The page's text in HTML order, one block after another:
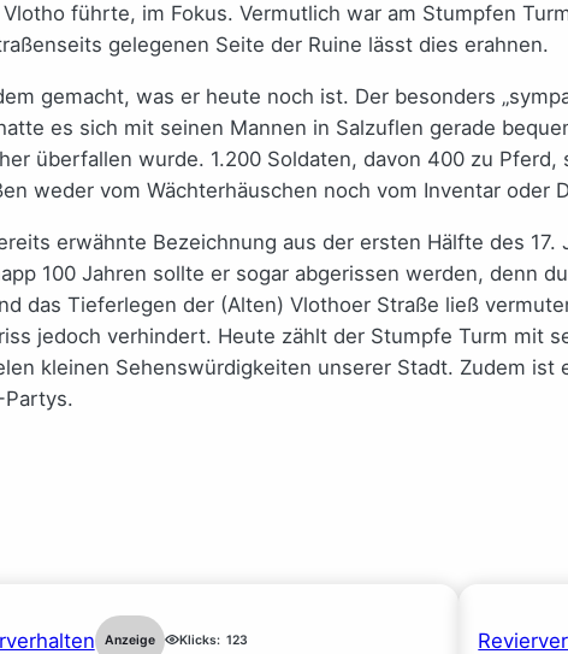
führte, im Fokus. Vermutlich war am Stumpfen
gelegenen Seite der Ruine lässt dies erahnen.
gemacht, was er heute noch ist. Der besonders
es sich mit seinen Mannen in Salzuflen gerade
überfallen wurde. 1.200 Soldaten, davon 400 zu
weder vom Wächterhäuschen noch vom Inventar oder
erwähnte Bezeichnung aus der ersten Hälfte des
100 Jahren sollte er sogar abgerissen werden, denn
das Tieferlegen der (Alten) Vlothoer Straße ließ
jedoch verhindert. Heute zählt der Stumpfe Turm mit
kleinen Sehenswürdigkeiten unserer Stadt. Zudem ist
Anzeige Klicks: 123